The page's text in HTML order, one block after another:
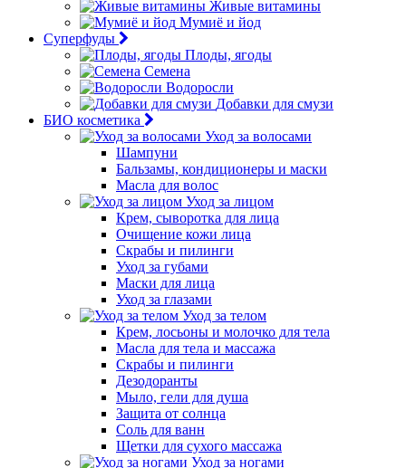
Живые витамины
Мумиё и йод
Суперфуды
Плоды, ягоды
Семена
Водоросли
Добавки для смузи
БИО косметика
Уход за волосами
Шампуни
Бальзамы, кондиционеры и маски
Масла для волос
Уход за лицом
Крем, сыворотка для лица
Очищение кожи лица
Скрабы и пилинги
Уход за губами
Маски для лица
Уход за глазами
Уход за телом
Крем, лосьоны и молочко для тела
Масла для тела и массажа
Скрабы и пилинги
Дезодоранты
Мыло, гели для душа
Защита от солнца
Соль для ванн
Щетки для сухого массажа
Уход за ногами